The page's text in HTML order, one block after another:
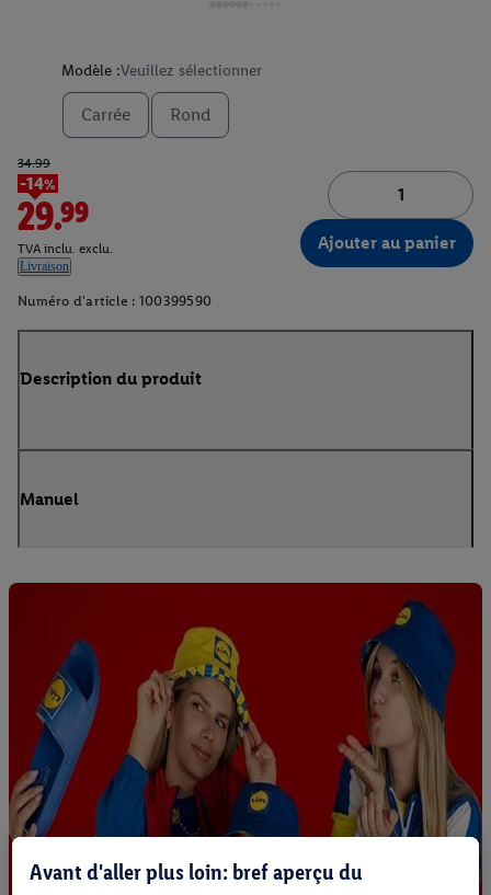
Modèle :Veuillez sélectionner
Carrée Rond
34.99
-14%
29.99
TVA inclu. exclu.
Livraison
Ajouter au panier
Numéro d'article : 100399590
Description du produit
Manuel
Avant d'aller plus loin: bref aperçu du